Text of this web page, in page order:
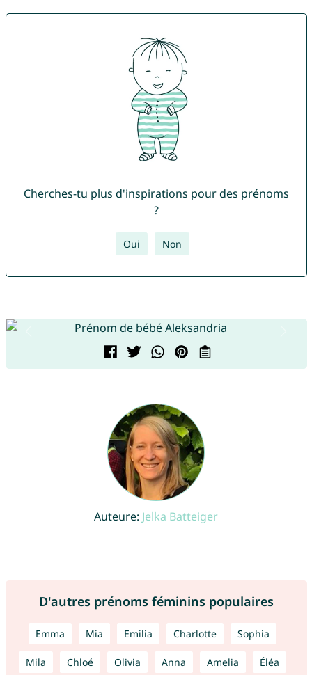
Cherches-tu plus d'inspirations pour des prénoms
?
Oui Non
Auteure: Jelka Batteiger
D'autres prénoms féminins populaires
Emma Mia Emilia Charlotte Sophia
Mila Chloé Olivia Anna Amelia Éléa